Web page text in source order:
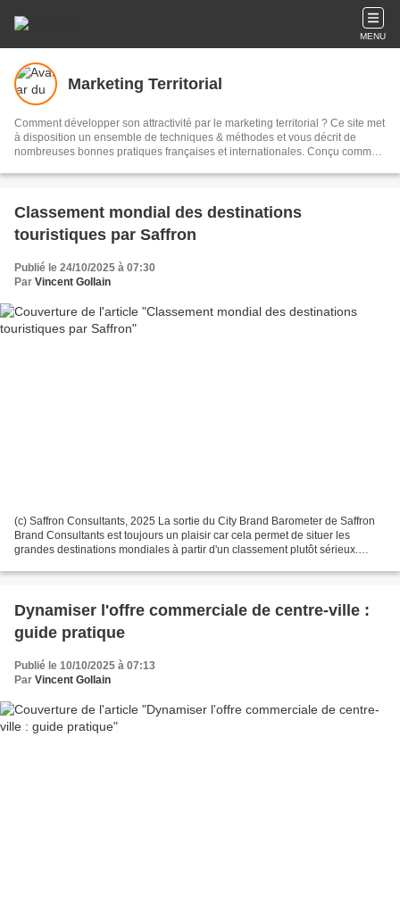
MENU
Marketing Territorial
Comment développer son attractivité par le marketing territorial ? Ce site met
à disposition un ensemble de techniques & méthodes et vous décrit de
nombreuses bonnes pratiques françaises et internationales. Conçu comme
nombreux documents et visuels gratuits ainsi que plus de 1600 articles à lire
Classement mondial des destinations
touristiques par Saffron
Publié le 24/10/2025 à 07:30
Par Vincent Gollain
(c) Saffron Consultants, 2025 La sortie du City Brand Barometer de Saffron
Brand Consultants est toujours un plaisir car cela permet de situer les
grandes destinations mondiales à partir d'un classement plutôt sérieux.
Dynamiser l'offre commerciale de centre-ville :
guide pratique
Publié le 10/10/2025 à 07:13
Par Vincent Gollain